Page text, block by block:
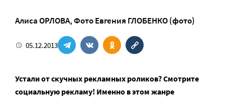
Алиса ОРЛОВА,Фото Евгения ГЛОБЕНКО (фото)
05.12.2013
Устали от скучных рекламных роликов? Смотрите
социальную рекламу! Именно в этом жанре